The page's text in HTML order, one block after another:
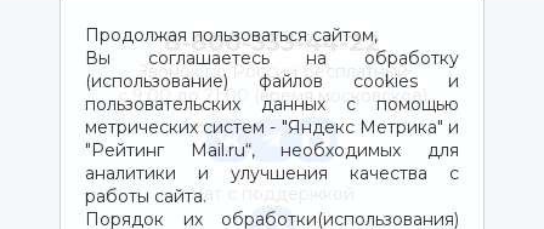
Продолжая пользоваться сайтом,
Вы соглашаетесь на обработку
(использование) файлов cookies и
пользовательских данных с помощью
метрических систем - "Яндекс Метрика" и
"Рейтинг Mail.ru“, необходимых для
аналитики и улучшения качества с
работы сайта.
Порядок их обработки(использования)
8-800-333-44-22
Звонок по России бесплатный
с 9:00 до 21:00 (время московское)
Чат с поддержкой